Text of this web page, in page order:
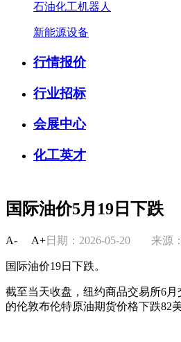
石油化工机器人
新能源设备
行情报价
行业招标
会展中心
化工英才
国际油价5月19日下跌
A- A+日期：2026-05-20 来源
国际油价19日下跌。
截至当天收盘，纽约商品交易所6
的伦敦布伦特原油期货价格下跌82